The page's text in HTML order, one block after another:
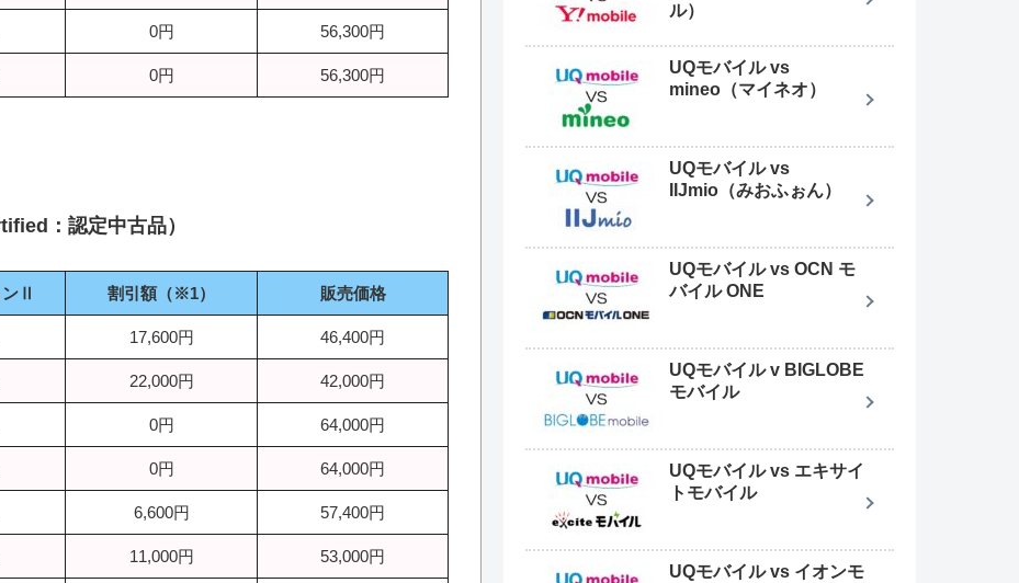
0円 56,300円
0円 56,300円
：認定中古品）
ンⅡ 割引額（※1） 販売価格
17,600円 46,400円
22,000円 42,000円
0円 64,000円
0円 64,000円
6,600円 57,400円
11,000円 53,000円
ル）
UQモバイル vs
mineo（マイネオ）
UQモバイル vs
IIJmio（みおふぉん）
UQモバイル vs OCN モ
バイル ONE
UQモバイル v BIGLOBE
モバイル
UQモバイル vs エキサイ
トモバイル
UQモバイル vs イオンモ